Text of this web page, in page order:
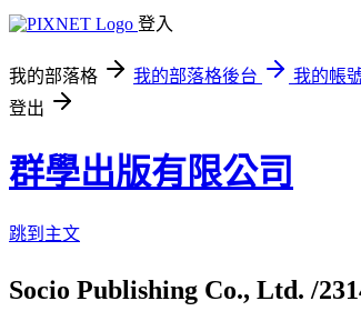
登入
我的部落格 我的部落格後台
我的帳
登出
群學出版有限公司
跳到主文
Socio Publishing Co., Ltd. /